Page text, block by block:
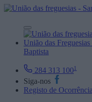
União das
Baptista
284 313 1001
Siga-nos
Registo de